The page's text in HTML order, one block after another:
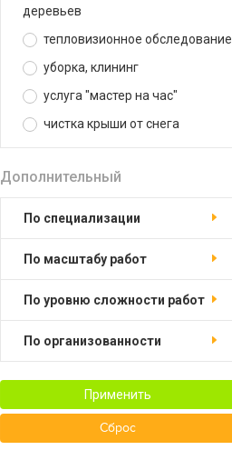
деревьев
тепловизионное обследование
уборка, клининг
услуга "мастер на час"
чистка крыши от снега
Дополнительный
по специализации
по масштабу работ
по уровню сложности работ
по организованности
Применить
Сброс